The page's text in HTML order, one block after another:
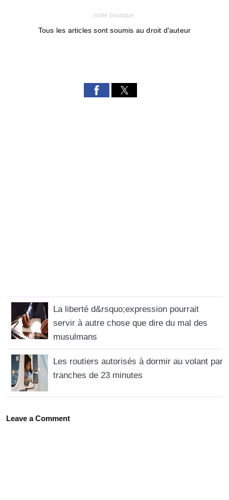
La liberté d&rsquo;expression pourrait
servir à autre chose que dire du mal des
musulmans
Les routiers autorisés à dormir au volant par
tranches de 23 minutes
Leave a Comment